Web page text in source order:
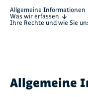
Allgemeine Informationen
Was wir erfassen
Ihre Rechte und wie Sie
Allgemeine